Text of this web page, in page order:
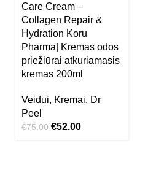
Care Cream –
Collagen Repair &
Hydration Koru
Pharma| Kremas odos
priežiūrai atkuriamasis
kremas 200ml
Veidui, Kremai, Dr
Peel
€75.00 €52.00